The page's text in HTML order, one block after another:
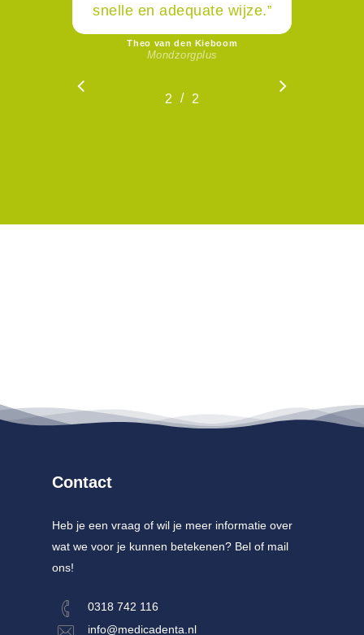
snelle en adequate wijze.”
Theo van den Kieboom
Mondzorgplus
2 / 2
Contact
Heb je een vraag of wil je meer informatie over
wat we voor je kunnen betekenen? Bel of mail
ons!
0318 742 116
info@medicadenta.nl